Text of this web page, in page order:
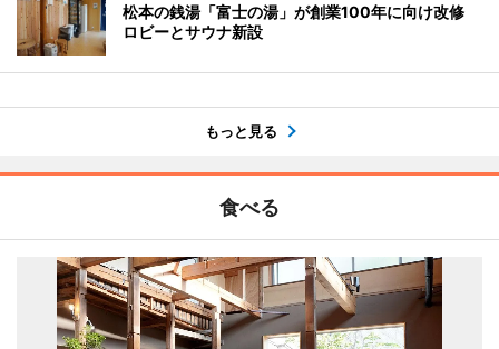
松本の銭湯「富士の湯」が創業100年に向け改修
ロビーとサウナ新設
もっと見る
食べる